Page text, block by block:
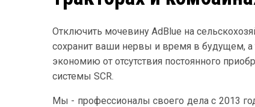
Отключить мочевину AdBlue на
сохранит ваши нервы и время в будущем,
экономию от отсутствия постоянного
системы SCR.
Мы - профессионалы своего дела с 2013